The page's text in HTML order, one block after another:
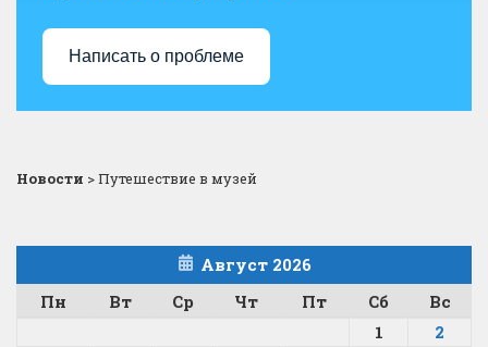
Написать о проблеме
Новости >Путешествие в музей
Август 2026
Пн
Вт Ср Чт Пт Сб
Вс
1
2